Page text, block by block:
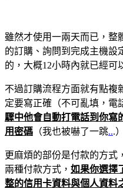
雖然才使用一兩天而已，整
的訂購、詢問到完成主機設
的，大概12小時內就已經可
不過訂購流程方面就有點複
定要寫正確（不可亂填，電
驟中他會自動打電話到你寫
用密碼 （我也被嚇了一跳...
更麻煩的部份是付款的方式
兩種付款方式， 如果你選擇
整的信用卡資料與個人資料